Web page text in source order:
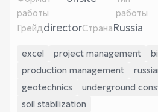
работы
работы
ГрейдdirectorСтранаRussia
excel project management
production management
geotechnics
underground
soil stabilization